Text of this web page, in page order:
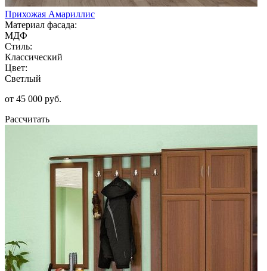
Прихожая Амариллис
Материал фасада:
МДФ
Стиль:
Классический
Цвет:
Светлый
от 45 000 руб.
Рассчитать